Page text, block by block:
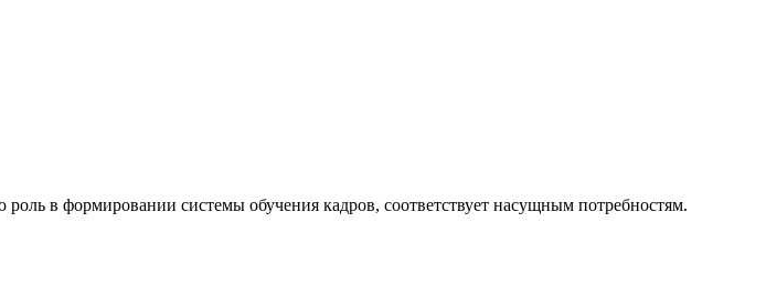
в формировании системы обучения кадров, соответствует насущным потребностям.